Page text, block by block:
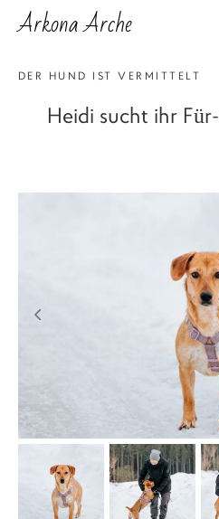
Arkona Arche
DER HUND IST VERMITTELT
Heidi sucht ihr